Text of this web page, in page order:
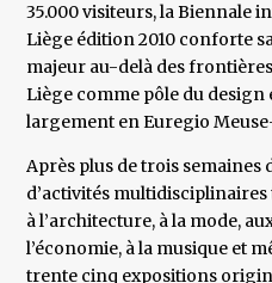
35.000 visiteurs, la Biennale
Liège édition 2010 conforte
majeur au-delà des
Liège comme pôle du design
largement en Euregio
Après plus de trois
d’activités
à l’architecture, à la mode,
l’économie, à la musique et
trente cinq expositions